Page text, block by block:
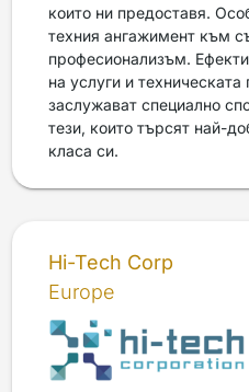
които ни предоставя.
техния ангажимент към
професионализъм.
на услуги и
заслужават специално
тези, които търсят най-
класа си.
Hi-Tech Corp
Europe